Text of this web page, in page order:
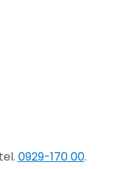
0929-170 00.